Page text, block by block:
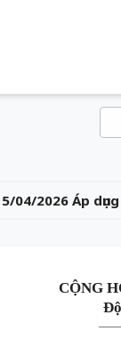
04/2026 Áp
CỘNG